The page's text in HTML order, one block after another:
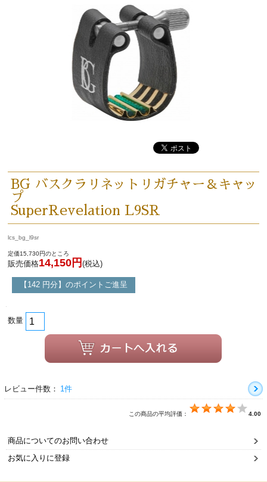
BG バスクラリネットリガチャー＆キャッ
プ
SuperRevelation L9SR
lcs_bg_l9sr
定価15,730円のところ
販売価格14,150円 (税込)
【142 円分】のポイントご進呈
数量
レビュー件数： 1件
この商品の平均評価： 4.00
商品についてのお問い合わせ
お気に入りに登録